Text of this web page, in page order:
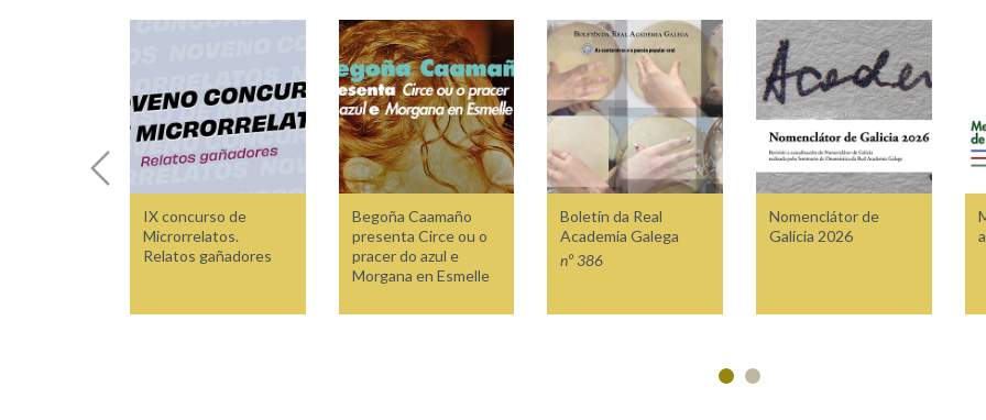
IX concurso de
Microrrelatos.
Relatos gañadores
Begoña Caamaño
presenta Circe ou o
pracer do azul e
Morgana en Esmelle
Boletín da Real
Academia Galega
nº 386
Nomenclátor de
Galicia 2026